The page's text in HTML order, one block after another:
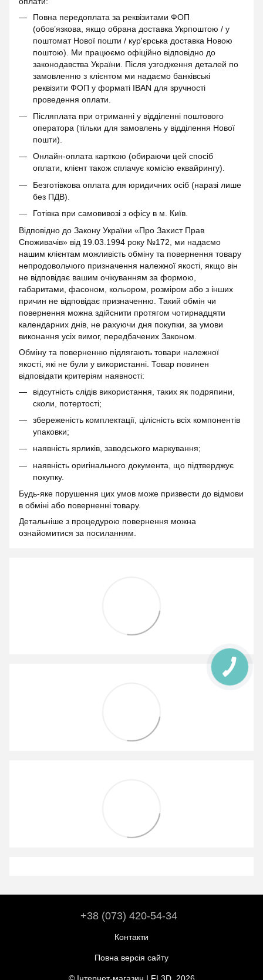
Повна передоплата за реквізитами ФОП
(обов’язкова, якщо обрана доставка Укрпоштою / у
поштомат Нової пошти / кур'єрська доставка Новою
поштою). Ми працюємо офіційно відповідно до
законодавства України. Після узгодження деталей по
замовленню з клієнтом ми надаємо банківські
реквізити ФОП у форматі IBAN для зручності
проведення оплати.
Післяплата при отриманні у відділенні поштового
оператора (тільки для замовлень у відділення Нової
пошти).
Онлайн-оплата карткою (обираючи цей спосіб
оплати, клієнт також сплачує комісію еквайрингу).
Безготівкова оплата для юридичних осіб (наразі лише
без ПДВ).
Готівка при самовивозі з офісу в м. Київ.
Відповідно до Закону України «Про Захист Прав
Споживачів» від 19.03.1994 року №172, ми надаємо
нашим клієнтам можливість обміну та повернення товару
непродовольчого призначення належної якості, якщо він
не відповідає вашим очікуванням за формою,
габаритами, фасоном, кольором, розміром або з інших
причин не відповідає призначенню. Такий обмін чи
повернення можна здійснити протягом чотирнадцяти
календарних днів, не рахуючи дня покупки, за умови
виконання усіх вимог, передбачених Законом.
Обміну та поверненню підлягають товари належної
якості, які не були у використанні. Товар повинен
відповідати критеріям наявності:
відсутність слідів використання, таких як подряпини,
сколи, потертості;
збереженість комплектації, цілісність всіх компонентів
упаковки;
наявність ярликів, заводського маркування;
наявність оригінального документа, що підтверджує
покупку.
Будь-яке порушення цих умов може призвести до відмови
в обміні або поверненні товару.
Детальніше з процедурою повернення можна
ознайомитися за посиланням.
+38 (073) 420-54-34
Контакти
Повна версія сайту